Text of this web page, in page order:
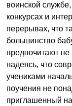
воинской
конкурсах и
перерывах, что
большинство
предпочитают
надеясь, что
учениками
поучения не
приглашенный